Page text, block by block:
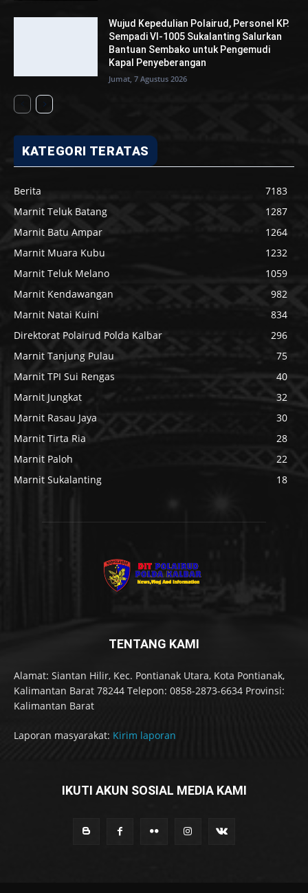
Wujud Kepedulian Polairud, Personel KP.
Sempadi VI-1005 Sukalanting Salurkan
Bantuan Sembako untuk Pengemudi
Kapal Penyeberangan
Jumat, 7 Agustus 2026
KATEGORI TERATAS
Berita
7183
Marnit Teluk Batang
1287
Marnit Batu Ampar
1264
Marnit Muara Kubu
1232
Marnit Teluk Melano
1059
Marnit Kendawangan
982
Marnit Natai Kuini
834
Direktorat Polairud Polda Kalbar
296
Marnit Tanjung Pulau
75
Marnit TPI Sui Rengas
40
Marnit Jungkat
32
Marnit Rasau Jaya
30
Marnit Tirta Ria
28
Marnit Paloh
22
Marnit Sukalanting
18
TENTANG KAMI
Alamat: Siantan Hilir, Kec. Pontianak Utara, Kota Pontianak,
Kalimantan Barat 78244 Telepon: 0858-2873-6634 Provinsi:
Kalimantan Barat
Laporan masyarakat: Kirim laporan
IKUTI AKUN SOSIAL MEDIA KAMI